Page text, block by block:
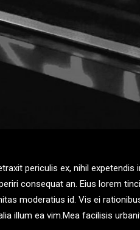
periculis ex, nihil expetendis
consequat an. Eius lorem
moderatius id. Vis ei
illum ea vim.Mea facilisis